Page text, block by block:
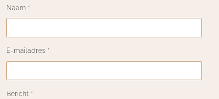
Naam *
E-mailadres *
Bericht *